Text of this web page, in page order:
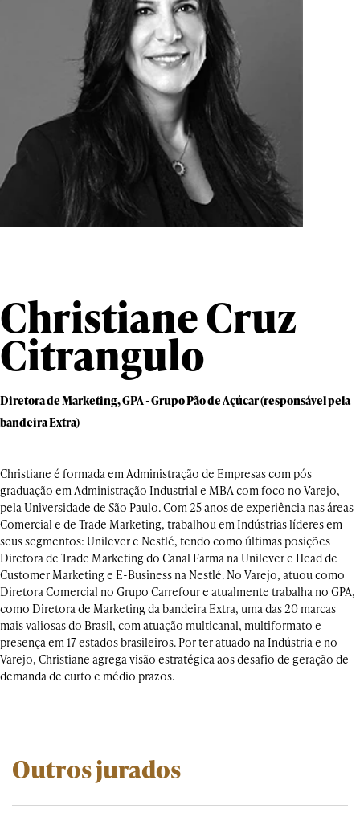
Christiane Cruz
Citrangulo
Diretora de Marketing, GPA - Grupo Pão de Açúcar (responsável pela
bandeira Extra)
Christiane é formada em Administração de Empresas com pós
graduação em Administração Industrial e MBA com foco no Varejo,
pela Universidade de São Paulo. Com 25 anos de experiência nas áreas
Comercial e de Trade Marketing, trabalhou em Indústrias líderes em
seus segmentos: Unilever e Nestlé, tendo como últimas posições
Diretora de Trade Marketing do Canal Farma na Unilever e Head de
Customer Marketing e E-Business na Nestlé. No Varejo, atuou como
Diretora Comercial no Grupo Carrefour e atualmente trabalha no GPA,
como Diretora de Marketing da bandeira Extra, uma das 20 marcas
mais valiosas do Brasil, com atuação multicanal, multiformato e
presença em 17 estados brasileiros. Por ter atuado na Indústria e no
Varejo, Christiane agrega visão estratégica aos desafio de geração de
demanda de curto e médio prazos.
Outros jurados